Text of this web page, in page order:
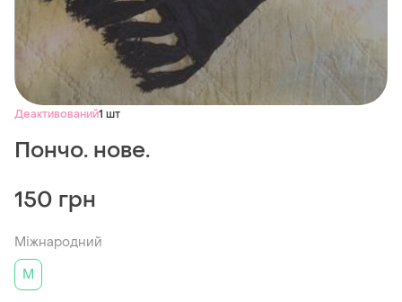
Деактивований1 шт
Пончо. нове.
150 грн
Міжнародний
M